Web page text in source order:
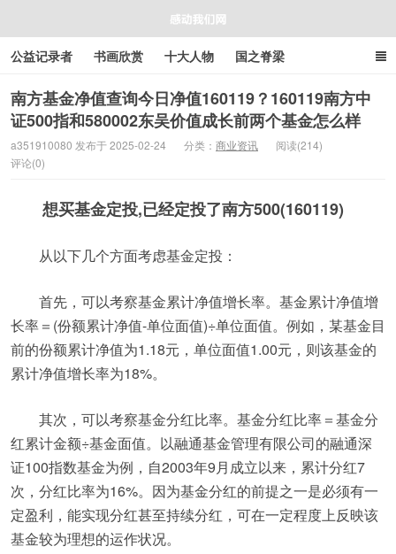
感动我们网
公益记录者 书画欣赏 十大人物 国之脊梁
好人好事 感人资讯 商业资讯 在线工具箱
南方基金净值查询今日净值160119？160119南方中
证500指和580002东吴价值成长前两个基金怎么样
a351910080 发布于 2025-02-24 分类： 商业资讯
阅读(214)
评论(0)
想买基金定投,已经定投了南方500(160119)
从以下几个方面考虑基金定投：
首先，可以考察基金累计净值增长率。基金累计净值增
长率＝(份额累计净值-单位面值)÷单位面值。例如，某基金目
前的份额累计净值为1.18元，单位面值1.00元，则该基金的
累计净值增长率为18%。
其次，可以考察基金分红比率。基金分红比率＝基金分
红累计金额÷基金面值。以融通基金管理有限公司的融通深
证100指数基金为例，自2003年9月成立以来，累计分红7
次，分红比率为16%。因为基金分红的前提之一是必须有一
定盈利，能实现分红甚至持续分红，可在一定程度上反映该
基金较为理想的运作状况。